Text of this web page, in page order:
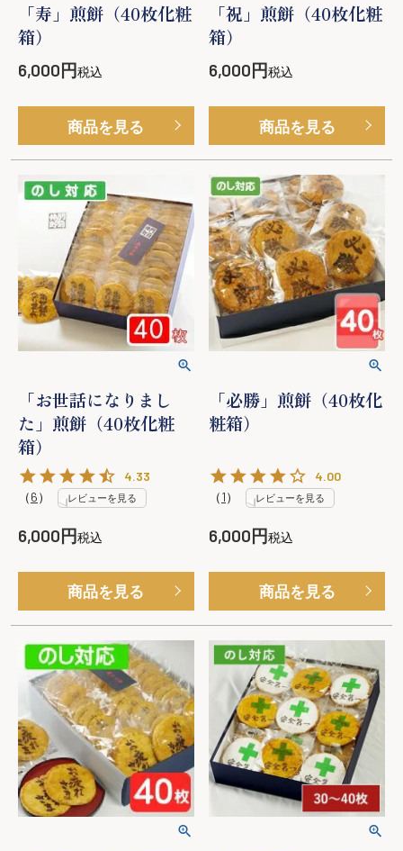
「寿」煎餅（40枚化粧
箱）
6,000 税込
商品を見る
「祝」煎餅（40枚化粧
箱）
6,000 税込
商品を見る
「お世話になりまし
た」煎餅（40枚化粧
箱）
4.33
（6） レビューを見る
6,000 税込
商品を見る
「必勝」煎餅（40枚化
粧箱）
4.00
（1） レビューを見る
6,000 税込
商品を見る